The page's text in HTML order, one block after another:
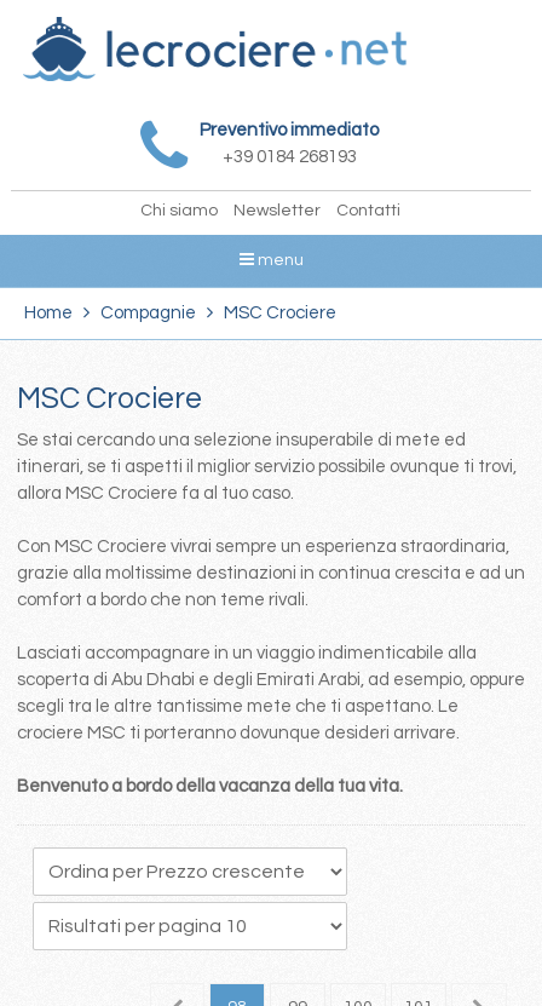
Preventivo immediato
+39 0184 268193
Chi siamo Newsletter Contatti
menu
Home Compagnie MSC Crociere
MSC Crociere
Se stai cercando una selezione insuperabile di mete ed
itinerari, se ti aspetti il miglior servizio possibile ovunque ti trovi,
allora MSC Crociere fa al tuo caso.
Con MSC Crociere vivrai sempre un esperienza straordinaria,
grazie alla moltissime destinazioni in continua crescita e ad un
comfort a bordo che non teme rivali.
Lasciati accompagnare in un viaggio indimenticabile alla
scoperta di Abu Dhabi e degli Emirati Arabi, ad esempio, oppure
scegli tra le altre tantissime mete che ti aspettano. Le
crociere MSC ti porteranno dovunque desideri arrivare.
Benvenuto a bordo della vacanza della tua vita.